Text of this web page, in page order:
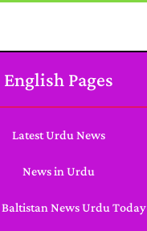
English Pages
Latest Urdu News
News in Urdu
News Urdu Today